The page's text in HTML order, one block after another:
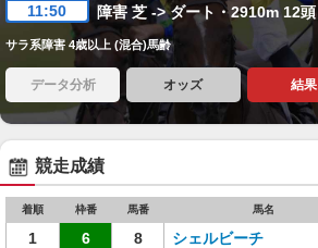
11:50 障害 芝 -> ダート・2910m 12頭
サラ系障害 4歳以上 (混合)馬齢
データ分析 オッズ 結果
競走成績
着順 枠番 馬番 馬名
1 6 8 シェルビーチ